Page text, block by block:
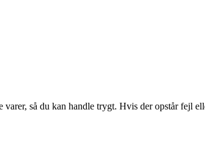
så du kan handle trygt. Hvis der opstår fejl